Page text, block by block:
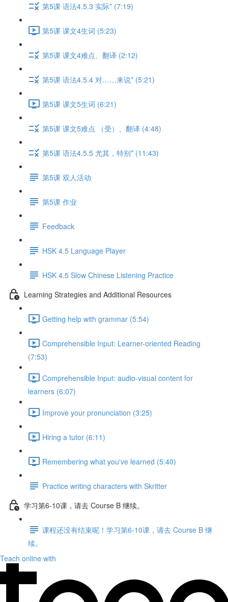
第5课 语法4.5.3 实际* (7:19)
第5课 课文4生词 (5:23)
第5课 课文4难点、翻译 (2:12)
第5课 语法4.5.4 对……来说* (5:21)
第5课 课文5生词 (6:21)
第5课 课文5难点 （受）、翻译 (4:48)
第5课 语法4.5.5 尤其，特别* (11:43)
第5课 双人活动
第5课 作业
Feedback
HSK 4.5 Language Player
HSK 4.5 Slow Chinese Listening Practice
Learning Strategies and Additional Resources
Getting help with grammar (5:54)
Comprehensible Input: Learner-oriented Reading
(7:53)
Comprehensible Input: audio-visual content for
learners (6:07)
Improve your pronunciation (3:25)
Hiring a tutor (6:11)
Remembering what you've learned (5:40)
Practice writing characters with Skritter
学习第6-10课，请去 Course B 继续。
课程还没有结束呢！学习第6-10课，请去 Course B 继
续。
Teach online with